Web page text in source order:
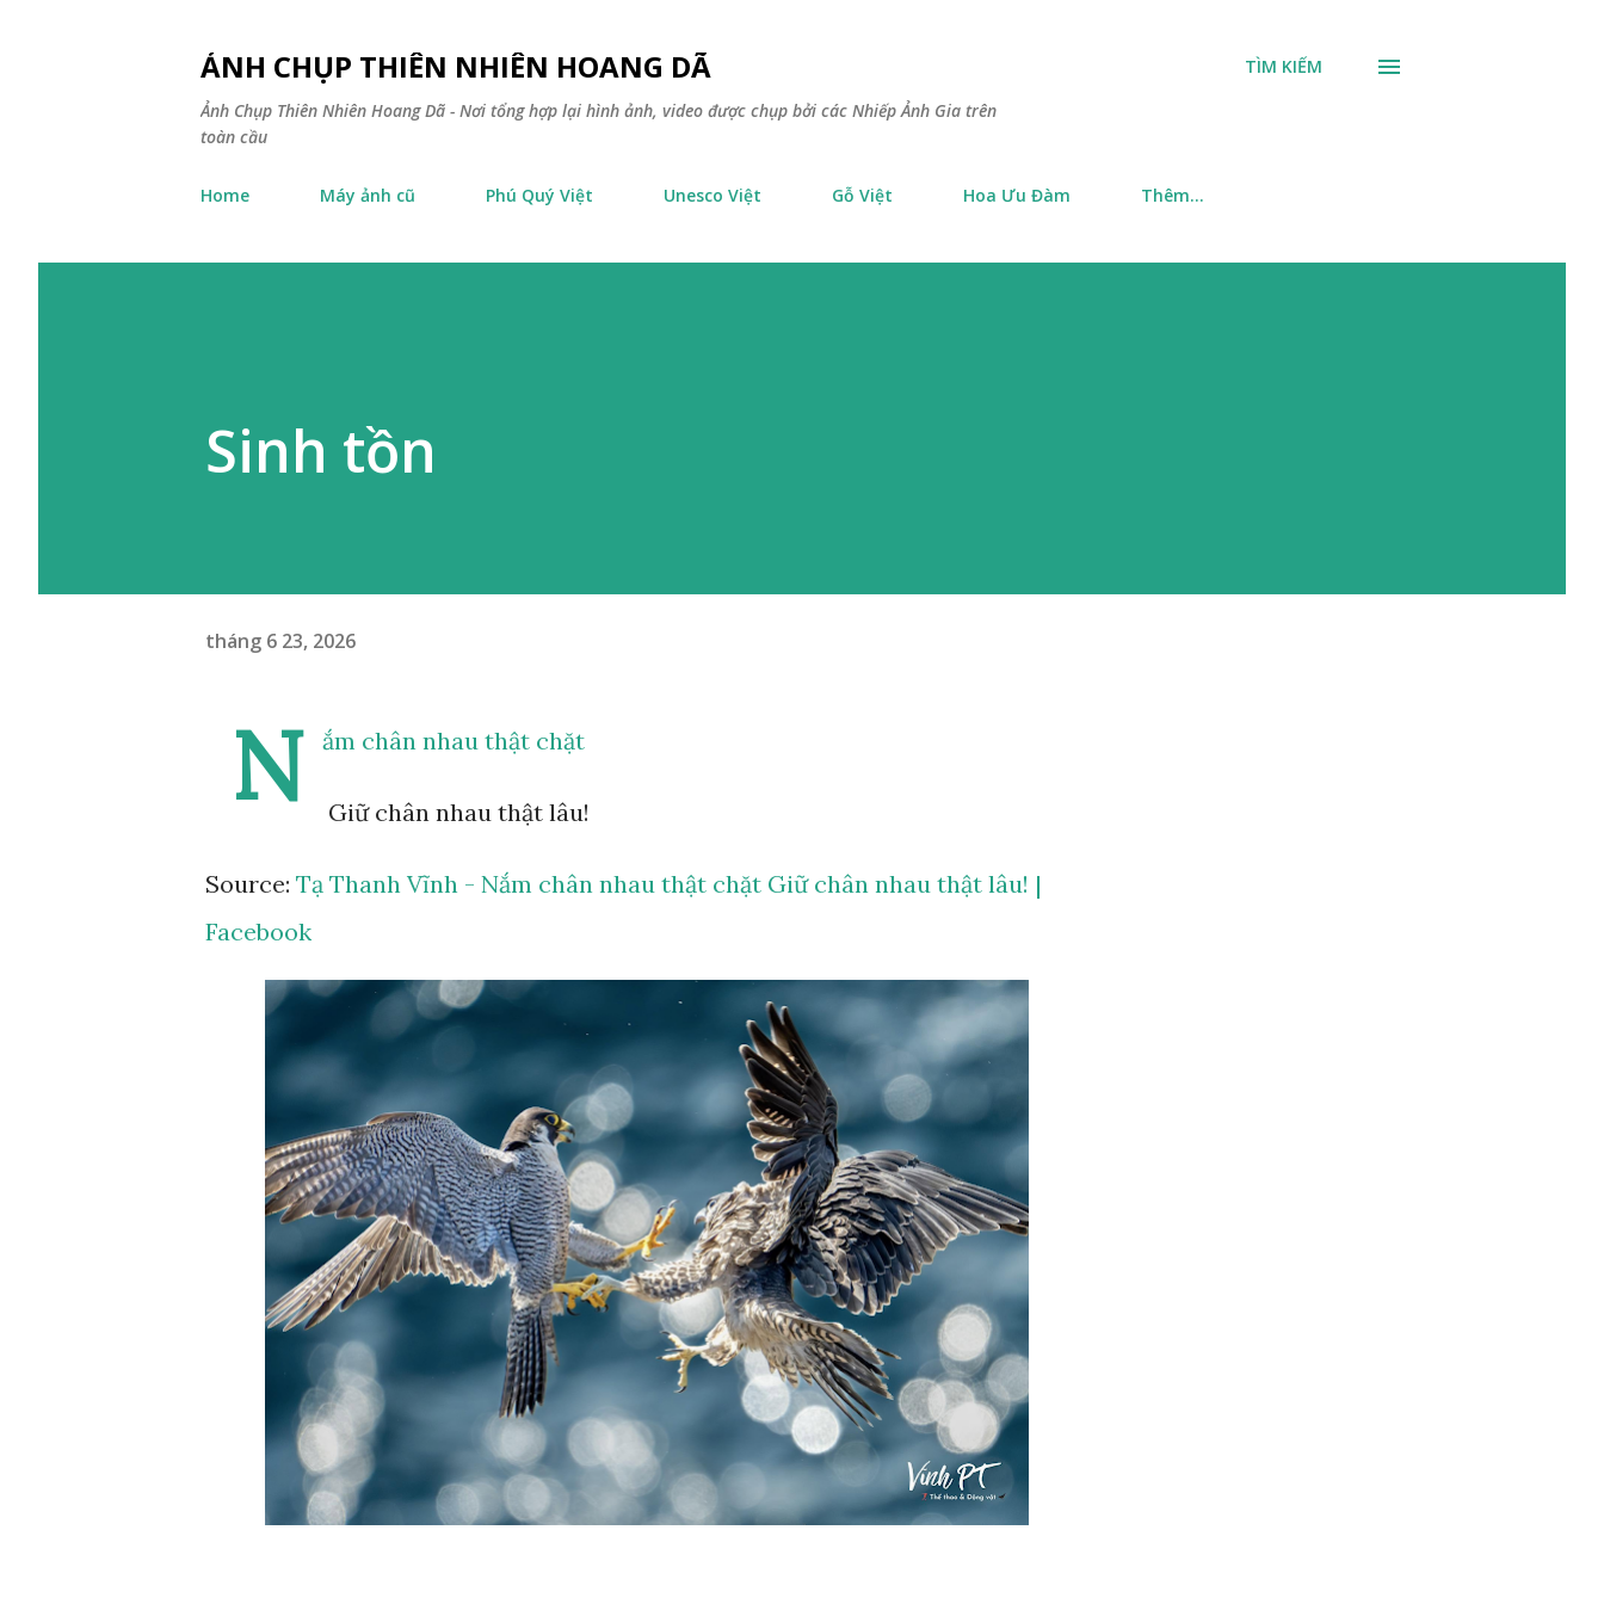
ẢNH CHỤP THIÊN NHIÊN HOANG DÃ
Ảnh Chụp Thiên Nhiên Hoang Dã - Nơi tổng hợp lại hình ảnh, video được chụp bởi các Nhiếp Ảnh Gia trên
toàn cầu
TÌM KIẾM
Home Máy ảnh cũ Phú Quý Việt Unesco Việt Gỗ Việt Hoa Ưu Đàm Thêm…
Sinh tồn
tháng 6 23, 2026
N ắm chân nhau thật chặt
Giữ chân nhau thật lâu!
Source: Tạ Thanh Vĩnh - Nắm chân nhau thật chặt Giữ chân nhau thật lâu! |
Facebook